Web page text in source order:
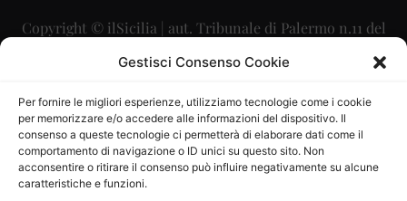
Gestisci Consenso Cookie
Per fornire le migliori esperienze, utilizziamo tecnologie come i cookie
per memorizzare e/o accedere alle informazioni del dispositivo. Il
consenso a queste tecnologie ci permetterà di elaborare dati come il
comportamento di navigazione o ID unici su questo sito. Non
acconsentire o ritirare il consenso può influire negativamente su alcune
caratteristiche e funzioni.
Copyright © ilSicilia | aut. Tribunale di Palermo n.11 del
29/09/2015
Direttore Editoriale: Maurizio Scaglione
Direttore Responsabile: Maria Calabrese